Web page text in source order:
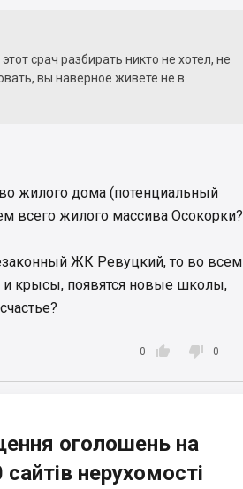
срач разбирать никто не хотел, не
вы наверное живете не в
жилого дома (потенциальный
всего жилого массива Осокорки?
ЖК Ревуцкий, то во всем
крысы, появятся новые школы,

0  0
оголошень на
нерухомості